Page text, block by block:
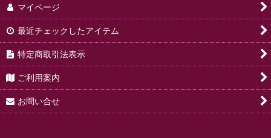
マイページ
最近チェックしたアイテム
特定商取引法表示
ご利用案内
お問い合せ